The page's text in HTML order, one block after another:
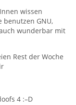
wissen
benutzen GNU,
wunderbar mit
Rest der Woche
4 :–D